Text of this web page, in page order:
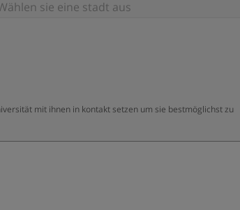
mit ihnen in kontakt setzen um sie bestmöglichst zu